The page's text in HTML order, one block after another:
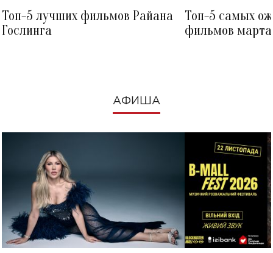
Топ-5 лучших фильмов Райана
Гослинга
Топ-5 самых
фильмов
АФИША